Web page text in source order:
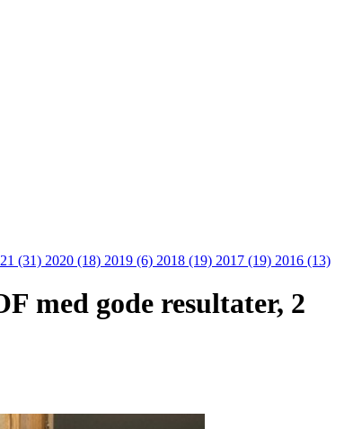
(31) 2020 (18) 2019 (6) 2018 (19) 2017 (19) 2016 (13)
med gode resultater, 2